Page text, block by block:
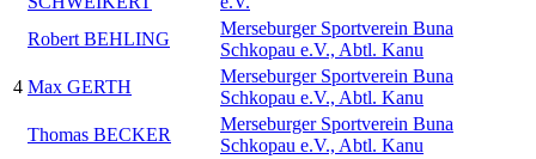
4
Robert BEHLING
Merseburger Sportverein Buna
Schkopau e.V., Abtl. Kanu
Max GERTH
Merseburger Sportverein Buna
Schkopau e.V., Abtl. Kanu
Thomas BECKER
Merseburger Sportverein Buna
Schkopau e.V., Abtl. Kanu